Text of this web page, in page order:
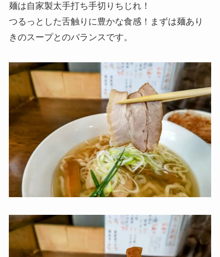
麺は自家製太手打ち手切りちじれ！
つるっとした舌触りに豊かな食感！まずは麺あり
きのスープとのバランスです。